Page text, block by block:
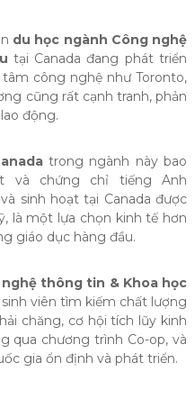
du học ngành Công nghệ
tại Canada đang phát triển
công nghệ như Toronto,
cũng rất cạnh tranh, phản
động.
trong ngành này bao
và chứng chỉ tiếng Anh
sinh hoạt tại Canada được
là một lựa chọn kinh tế hơn
giáo dục hàng đầu.
thông tin & Khoa học
viên tìm kiếm chất lượng
chăng, cơ hội tích lũy kinh
qua chương trình Co-op, và
gia ổn định và phát triển.